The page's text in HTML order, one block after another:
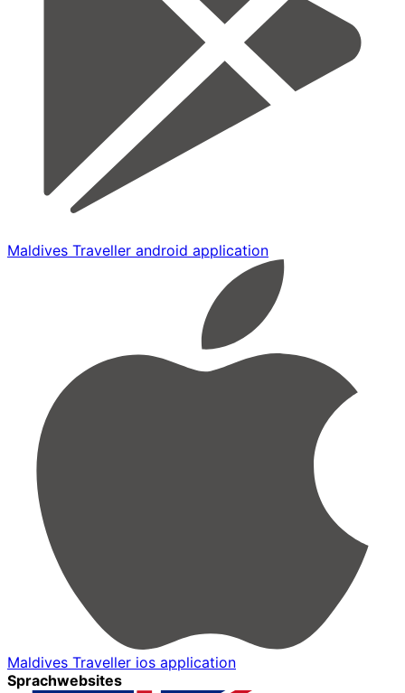
Maldives Traveller android application
Maldives Traveller ios application
Sprachwebsites